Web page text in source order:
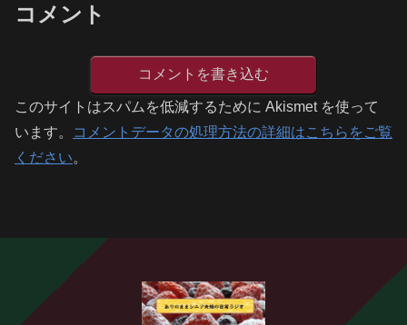
コメント
コメントを書き込む
このサイトはスパムを低減するために Akismet を使って
います。
コメントデータの処理方法の詳細はこちらをご覧
ください。